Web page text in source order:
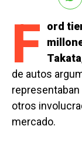
F
ord
Takata
de autos
otros
mercado.